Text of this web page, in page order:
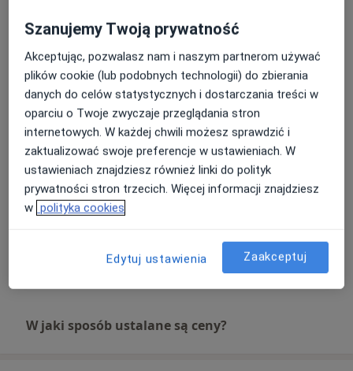
Protezy szkieletowe
Szczegóły
Wkłady koronowo-korzeniowe
Szczegóły
Usuwanie zębów
Szczegóły
Usuwanie kamienia nazębnego
W jaki sposób ustalane są ceny?
Szanujemy Twoją prywatność
Akceptując, pozwalasz nam i naszym partnerom używać
plików cookie (lub podobnych technologii) do zbierania
danych do celów statystycznych i dostarczania treści w
oparciu o Twoje zwyczaje przeglądania stron
internetowych. W każdej chwili możesz sprawdzić i
zaktualizować swoje preferencje w ustawieniach. W
ustawieniach znajdziesz również linki do polityk
prywatności stron trzecich. Więcej informacji znajdziesz
w polityka cookies
Edytuj ustawienia Zaakceptuj